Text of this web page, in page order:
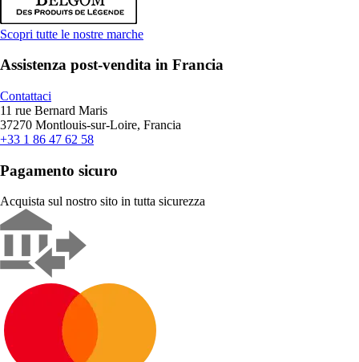
Scopri tutte le nostre marche
Assistenza post-vendita in Francia
Contattaci
11 rue Bernard Maris
37270 Montlouis-sur-Loire, Francia
+33 1 86 47 62 58
Pagamento sicuro
Acquista sul nostro sito in tutta sicurezza